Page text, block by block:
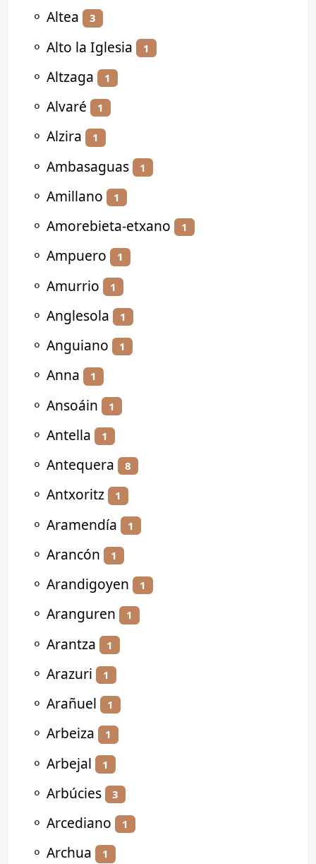
⚬ Altea 3
⚬ Alto la Iglesia 1
⚬ Altzaga 1
⚬ Alvaré 1
⚬ Alzira 1
⚬ Ambasaguas 1
⚬ Amillano 1
⚬ Amorebieta-etxano 1
⚬ Ampuero 1
⚬ Amurrio 1
⚬ Anglesola 1
⚬ Anguiano 1
⚬ Anna 1
⚬ Ansoáin 1
⚬ Antella 1
⚬ Antequera 8
⚬ Antxoritz 1
⚬ Aramendía 1
⚬ Arancón 1
⚬ Arandigoyen 1
⚬ Aranguren 1
⚬ Arantza 1
⚬ Arazuri 1
⚬ Arañuel 1
⚬ Arbeiza 1
⚬ Arbejal 1
⚬ Arbúcies 3
⚬ Arcediano 1
⚬ Archua 1